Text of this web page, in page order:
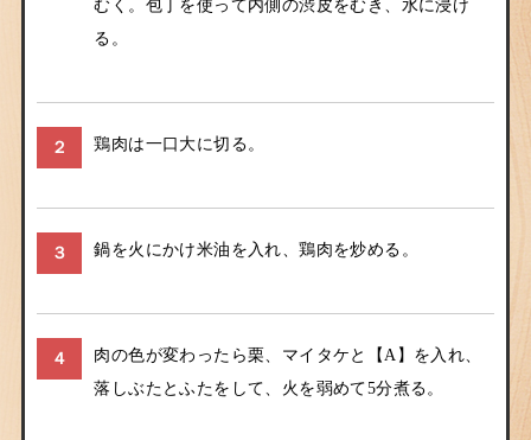
むく。包丁を使って内側の渋皮をむき、水に浸け
る。
２ 鶏肉は一口大に切る。
３ 鍋を火にかけ米油を入れ、鶏肉を炒める。
４
肉の色が変わったら栗、マイタケと【A】を入れ、
落しぶたとふたをして、火を弱めて5分煮る。